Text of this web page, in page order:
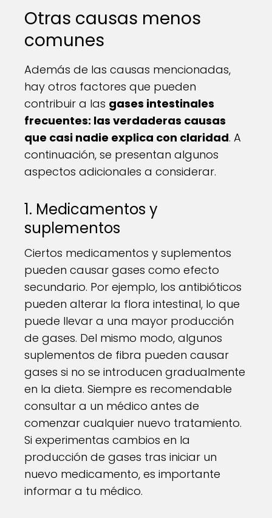
Otras causas menos
comunes
Además de las causas mencionadas,
hay otros factores que pueden
contribuir a las gases intestinales
frecuentes: las verdaderas causas
que casi nadie explica con claridad. A
continuación, se presentan algunos
aspectos adicionales a considerar.
1. Medicamentos y
suplementos
Ciertos medicamentos y suplementos
pueden causar gases como efecto
secundario. Por ejemplo, los antibióticos
pueden alterar la flora intestinal, lo que
puede llevar a una mayor producción
de gases. Del mismo modo, algunos
suplementos de fibra pueden causar
gases si no se introducen gradualmente
en la dieta. Siempre es recomendable
consultar a un médico antes de
comenzar cualquier nuevo tratamiento.
Si experimentas cambios en la
producción de gases tras iniciar un
nuevo medicamento, es importante
informar a tu médico.